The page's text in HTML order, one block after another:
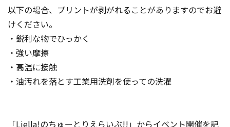
以下の場合、プリントが剥がれることがありますのでお避
けください。
・鋭利な物でひっかく
・強い摩擦
・高温に接触
・油汚れを落とす工業用洗剤を使っての洗濯
「Liella!のちゅーとりえらいぶ!!」からイベント開催を記